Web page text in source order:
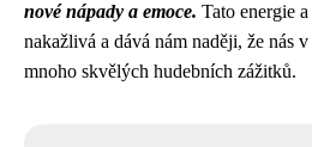
nové nápady a emoce. Tato energie
nakažlivá a dává nám naději, že nás
mnoho skvělých hudebních zážitků.